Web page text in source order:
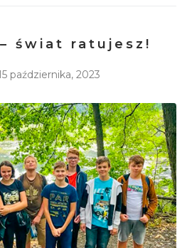
świat ratujesz!
października, 2023